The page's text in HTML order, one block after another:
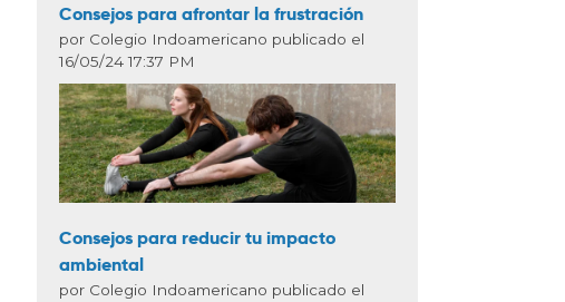
Consejos para afrontar la frustración
por Colegio Indoamericano publicado el
16/05/24 17:37 PM
Consejos para reducir tu impacto
ambiental
por Colegio Indoamericano publicado el